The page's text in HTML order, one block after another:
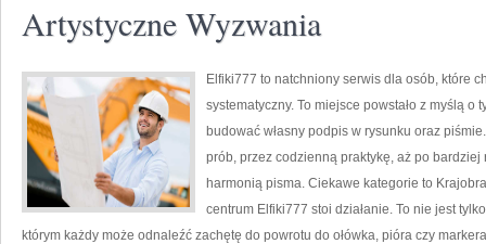
Artystyczne Wyzwania
Elfiki777 to natchniony serwis dla osób, które
systematyczny. To miejsce powstało z myślą
budować własny podpis w rysunku oraz
prób, przez codzienną praktykę, aż po
harmonią pisma. Ciekawe kategorie to
centrum Elfiki777 stoi działanie. To nie jest
którym każdy może odnaleźć zachętę do powrotu do ołówka, pióra czy